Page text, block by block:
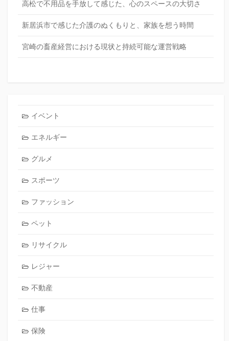
高松で不用品を手放して感じた、心のスペースの大切さ
新居浜市で感じた介護のぬくもりと、家族を想う時間
宮崎の畜産経営における現状と持続可能な運営戦略
イベント
エネルギー
グルメ
スポーツ
ファッション
ペット
リサイクル
レジャー
不動産
仕事
保険